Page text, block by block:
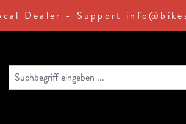
Dealer - Support